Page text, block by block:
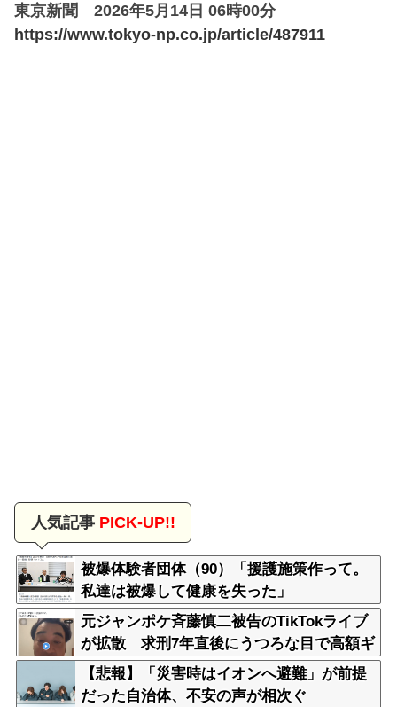
東京新聞 2026年5月14日 06時00分
https://www.tokyo-np.co.jp/article/487911
人気記事PICK-UP!!
被爆体験者団体（90）「援護施策作って。
私達は被爆して健康を失った」
元ジャンポケ斉藤慎二被告のTikTokライブ
が拡散 求刑7年直後にうつろな目で高額ギ
フトねだり続け「精神的に限界」「末期状
態」と話題
【悲報】「災害時はイオンへ避難」が前提
だった自治体、不安の声が相次ぐ